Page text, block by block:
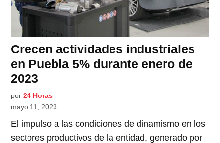
Crecen actividades industriales
en Puebla 5% durante enero de
2023
por 24 Horas
mayo 11, 2023
El impulso a las condiciones de dinamismo en los
sectores productivos de la entidad, generado por